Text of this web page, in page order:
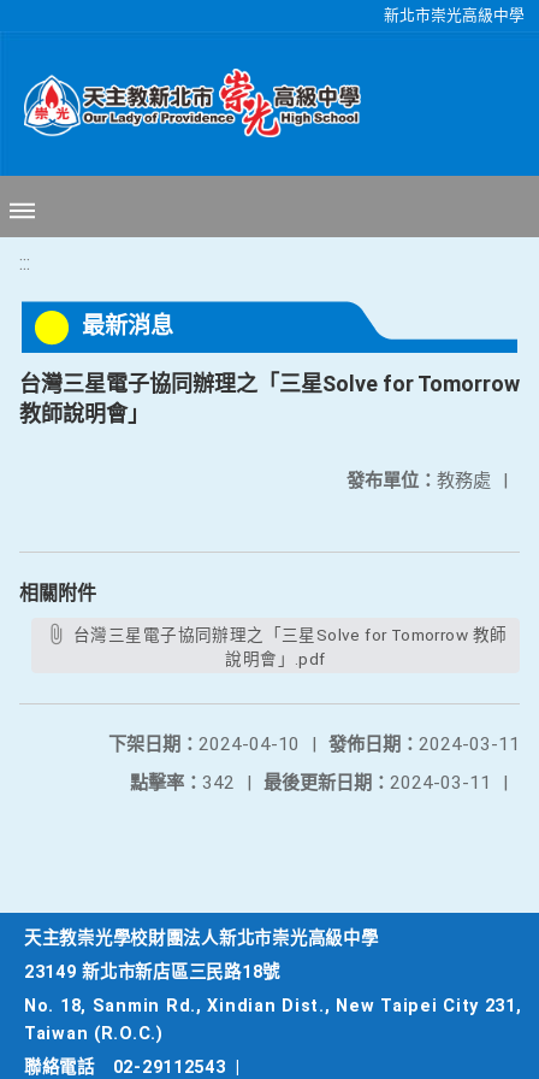
新北市崇光高級中學
:::
最新消息
台灣三星電子協同辦理之「三星Solve for Tomorrow
教師說明會」
發布單位： 教務處 |
相關附件
說明會」.pdf
發佈日期： 2024-03-11
下架日期： 2024-04-10
|
最後更新日期： 2024-03-11 |
點擊率： 342 |
天主教崇光學校財團法人新北市崇光高級中學
23149 新北市新店區三民路18號
No. 18, Sanmin Rd., Xindian Dist., New Taipei City 231,
Taiwan (R.O.C.)
聯絡電話
02-29112543